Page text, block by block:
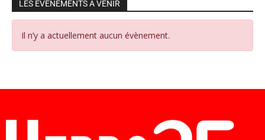
LES ÉVÉNEMENTS À VENIR
Il n’y a actuellement aucun évènement.